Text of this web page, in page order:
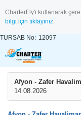
CharterFly'i kullanarak
bilgi için tıklayınız.
TURSAB No: 12097
Afyon - Zafer
14.08.2026